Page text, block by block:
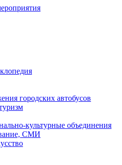
городских автобусов
культурные объединения
СМИ